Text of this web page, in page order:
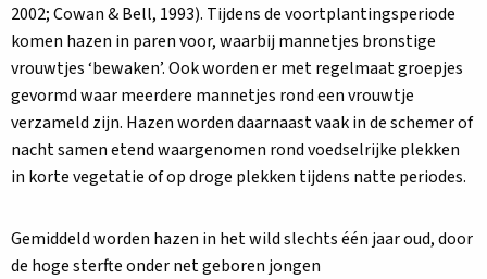
2002; Cowan & Bell, 1993). Tijdens de voortplantingsperiode
komen hazen in paren voor, waarbij mannetjes bronstige
vrouwtjes ‘bewaken’. Ook worden er met regelmaat groepjes
gevormd waar meerdere mannetjes rond een vrouwtje
verzameld zijn. Hazen worden daarnaast vaak in de schemer of
nacht samen etend waargenomen rond voedselrijke plekken
in korte vegetatie of op droge plekken tijdens natte periodes.
Gemiddeld worden hazen in het wild slechts één jaar oud, door
de hoge sterfte onder net geboren jongen